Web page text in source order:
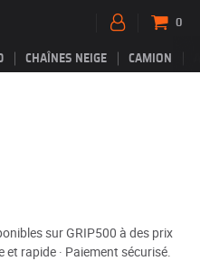
CHAÎNES NEIGE CAMION
0
sur GRIP500 à des prix
rapide · Paiement sécurisé.